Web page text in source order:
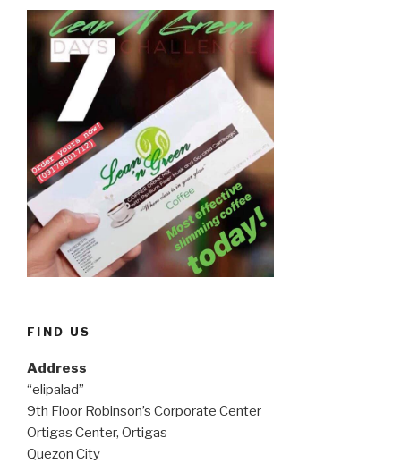
Tips,
Revealed!”
FIND US
Address
“elipalad”
9th Floor Robinson’s Corporate Center
Ortigas Center, Ortigas
Quezon City